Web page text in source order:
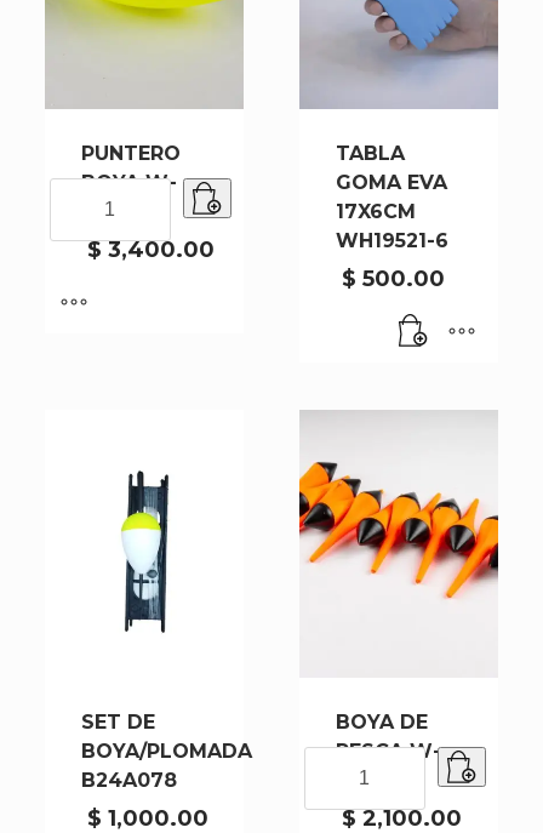
PUNTERO
BOYA W-
517
$3,400.00
W-
cantidad
TABLA
GOMA EVA
17X6CM
WH19521-6
$ 500.00
SET DE
BOYA/PLOMADA
B24A078
$ 1,000.00
BOYA DE
PESCA W-
529
$2,100.00
PESCA